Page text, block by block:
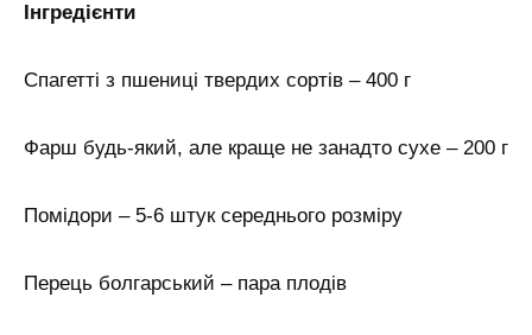
Інгредієнти
Спагетті з пшениці твердих сортів – 400 г
Фарш будь-який, але краще не занадто сухе – 200 г
Помідори – 5-6 штук середнього розміру
Перець болгарський – пара плодів